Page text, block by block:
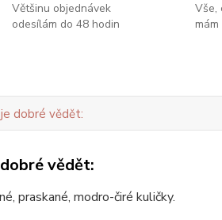
Většinu objednávek
odesílám do 48 hodin
Vše,
dobré vědět:
vědět:
praskané, modro-čiré kuličky.